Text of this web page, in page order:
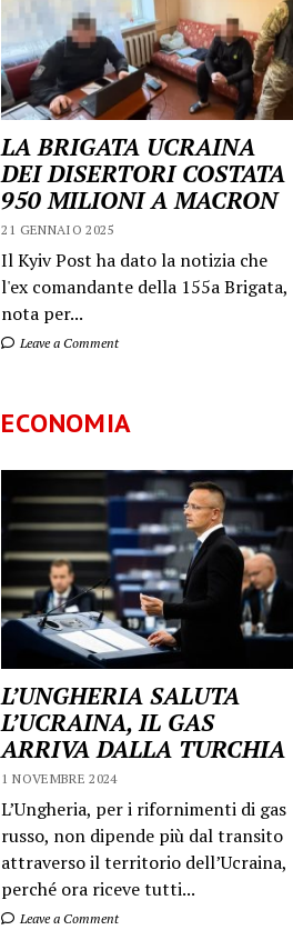
LA BRIGATA UCRAINA
DEI DISERTORI COSTATA
950 MILIONI A MACRON
21 GENNAIO 2025
Il Kyiv Post ha dato la notizia che
l'ex comandante della 155a Brigata,
nota per...
Leave a Comment
ECONOMIA
L’UNGHERIA SALUTA
L’UCRAINA, IL GAS
ARRIVA DALLA TURCHIA
1 NOVEMBRE 2024
L’Ungheria, per i rifornimenti di gas
russo, non dipende più dal transito
attraverso il territorio dell’Ucraina,
perché ora riceve tutti...
Leave a Comment